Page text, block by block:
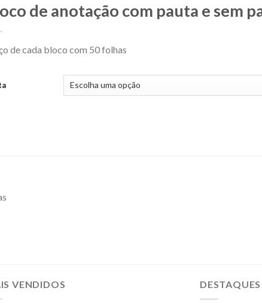
de anotação com pauta e sem
de cada bloco com 50 folhas
VENDIDOS DESTAQUES